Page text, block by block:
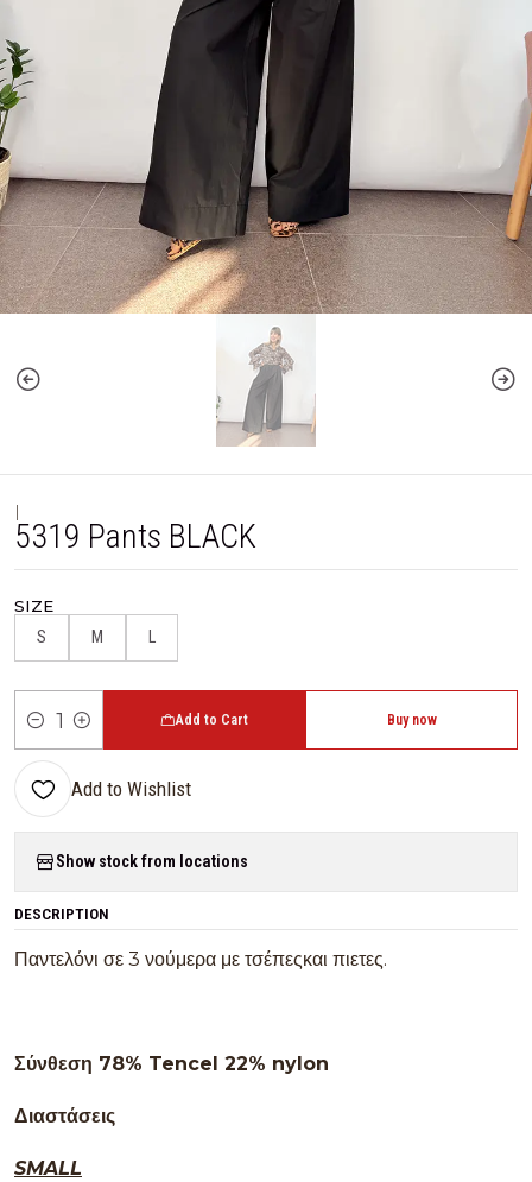
|
5319 Pants BLACK
SIZE
S M L
Quantity
Add to Cart Buy now
Add to Wishlist
Show stock from locations
DESCRIPTION
Παντελόνι σε 3 νούμερα με τσέπεςκαι πιετες.
Σύνθεση 78% Tencel 22% nylon
Διαστάσεις
SMALL